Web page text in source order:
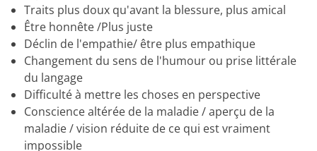
Traits plus doux qu'avant la blessure, plus amical
Être honnête/Plus juste
Déclin de l'empathie/ être plus empathique
Changement du sens de l'humour ou prise littérale
du langage
Difficulté à mettre les choses en perspective
Conscience altérée de la maladie / aperçu de la
maladie / vision réduite de ce qui est vraiment
impossible